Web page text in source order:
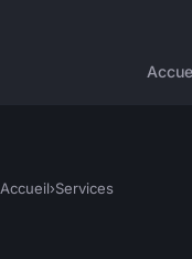
Accueil›Services